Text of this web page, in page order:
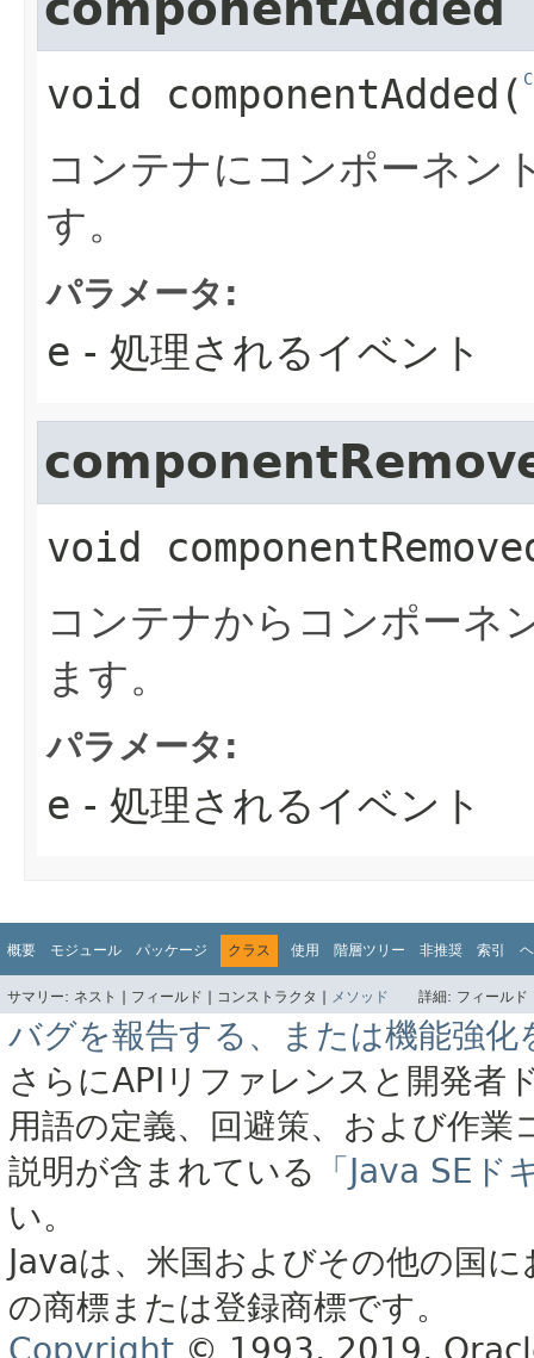
void componentAdded ​(
コンテナにコンポーネン
す。
パラメータ:
e - 処理されるイベント
void
コンテナからコンポーネ
ます。
パラメータ:
e - 処理されるイベント
概要 モジュール パッケージ クラス 使用 階層ツリー 非推奨 索引
サマリー: ネスト | フィールド | コンストラクタ | メソッド 詳細: フィール
バグを報告する、または機能強化
さらにAPIリファレンスと開発者
用語の定義、回避策、および作
説明が含まれている
「Java SE
い。
Javaは、米国およびその他の国
の商標または登録商標です。
Copyright © 1993, 2019,